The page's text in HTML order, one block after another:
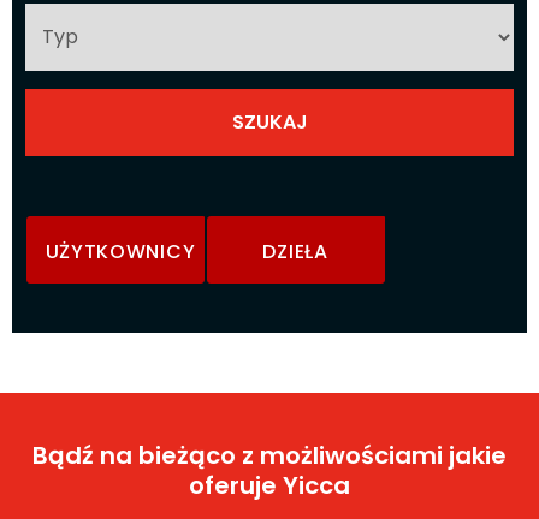
UŻYTKOWNICY DZIEŁA
Bądź na bieżąco z możliwościami jakie
oferuje Yicca